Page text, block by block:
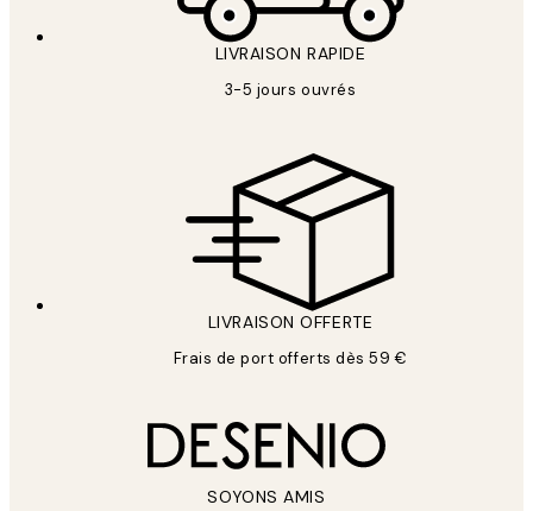
LIVRAISON RAPIDE
3-5 jours ouvrés
LIVRAISON OFFERTE
Frais de port offerts dès 59 €
SOYONS AMIS